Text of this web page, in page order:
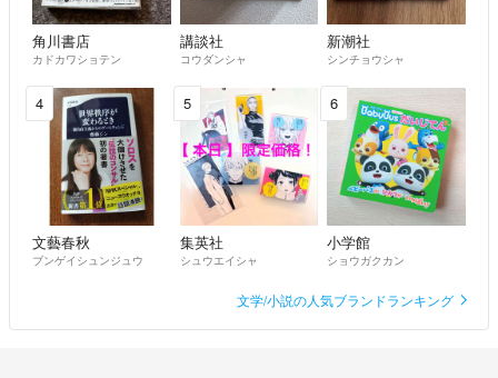
角川書店
カドカワショテン
講談社
コウダンシャ
新潮社
シンチョウシャ
4
文藝春秋
ブンゲイシュンジュウ
5
集英社
シュウエイシャ
6
小学館
ショウガクカン
文学/小説の人気ブランドランキング